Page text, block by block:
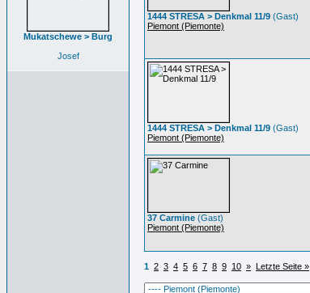
Mukatschewe > Burg
Josef
1444 STRESA > Denkmal 11/9 (Gast)
Piemont (Piemonte)
1444 STRESA > Denkmal 11/9 (Gast)
Piemont (Piemonte)
37 Carmine (Gast)
Piemont (Piemonte)
1 2 3 4 5 6 7 8 9 10 » Letzte Seite »